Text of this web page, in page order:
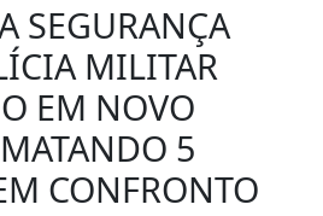
SEGURANÇA
MILITAR
EM NOVO
5
CONFRONTO